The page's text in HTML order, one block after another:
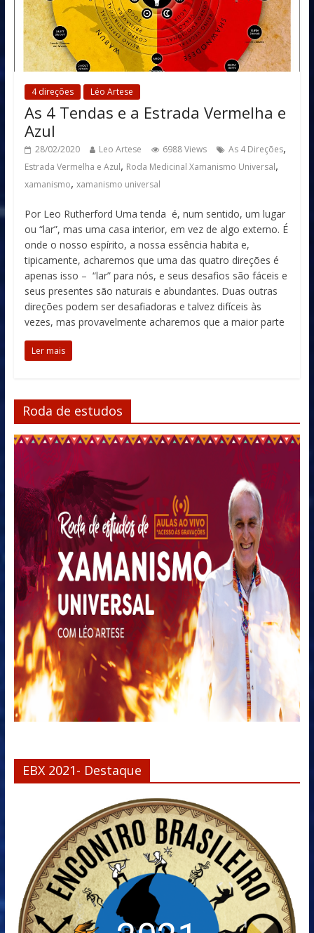
4 direções Léo Artese
As 4 Tendas e a Estrada Vermelha e
Azul
28/02/2020 Leo Artese 6988 Views As 4 Direções,
Estrada Vermelha e Azul, Roda Medicinal Xamanismo Universal,
xamanismo, xamanismo universal
Por Leo Rutherford Uma tenda é, num sentido, um lugar
ou “lar”, mas uma casa interior, em vez de algo externo. É
onde o nosso espírito, a nossa essência habita e,
tipicamente, acharemos que uma das quatro direções é
apenas isso – “lar” para nós, e seus desafios são fáceis e
seus presentes são naturais e abundantes. Duas outras
direções podem ser desafiadoras e talvez difíceis às
vezes, mas provavelmente acharemos que a maior parte
Ler mais
Roda de estudos
EBX 2021- Destaque